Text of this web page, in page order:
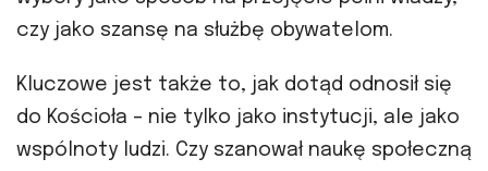
czy jako szansę na służbę obywatelom.
Kluczowe jest także to, jak dotąd odnosił się
do Kościoła – nie tylko jako instytucji, ale jako
wspólnoty ludzi. Czy szanował naukę społeczną